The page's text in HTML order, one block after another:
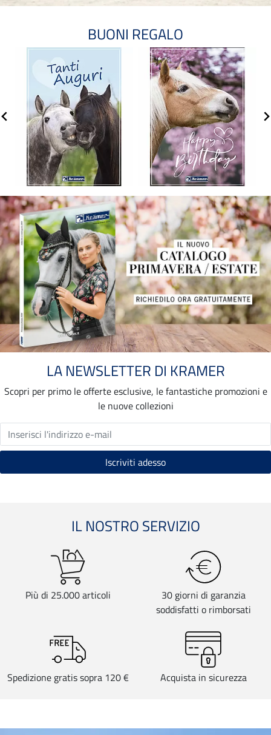
BUONI REGALO
LA NEWSLETTER DI KRAMER
Scopri per primo le offerte esclusive, le fantastiche promozioni e
le nuove collezioni
IL NOSTRO SERVIZIO
Più di 25.000 articoli
30 giorni di garanzia
soddisfatti o rimborsati
Spedizione gratis sopra 120 € Acquista in sicurezza